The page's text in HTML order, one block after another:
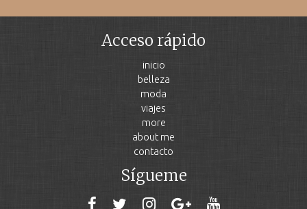
Acceso rápido
inicio
belleza
moda
viajes
more
about me
contacto
Sígueme